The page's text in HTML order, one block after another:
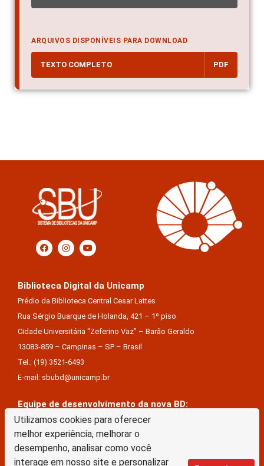
Utilizamos cookies para oferecer
melhor experiência, melhorar o
desempenho, analisar como você
interage em nosso site e personalizar
ARQUIVOS DISPONÍVEIS PARA DOWNLOAD
TEXTO COMPLETO PDF
Biblioteca Digital da Unicamp
Prédio da Biblioteca Central Cesar Lattes
Rua Sérgio Buarque de Holanda, 421 – 1º piso
Cidade Universitária “Zeferino Vaz” – Barão Geraldo
13083-859 – Campinas – SP – Brasil
Tel.: (19) 3521-6493
E-mail: sbubd@unicamp.br
Equipe de desenvolvimento da nova BD:
Keite Aparecida Duarte
Márcio Vinícius De Jesus Almeida
Saul Victor De Castro E Silva